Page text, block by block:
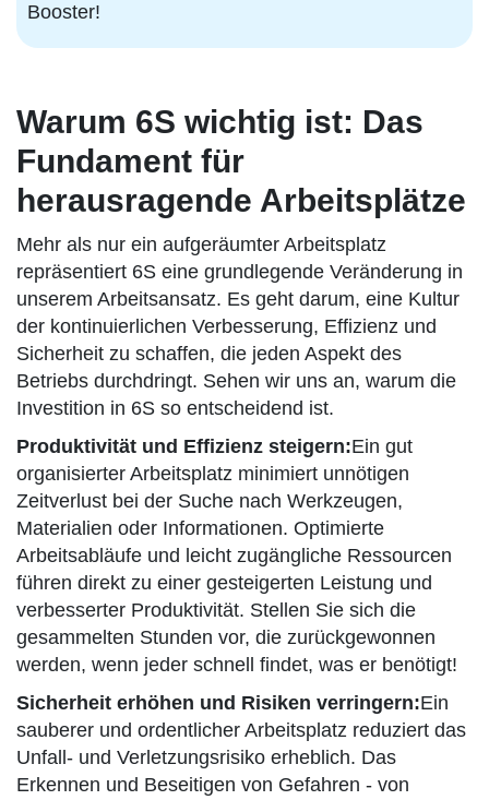
Booster!
Warum 6S wichtig ist: Das
Fundament für
herausragende Arbeitsplätze
Mehr als nur ein aufgeräumter Arbeitsplatz
repräsentiert 6S eine grundlegende Veränderung in
unserem Arbeitsansatz. Es geht darum, eine Kultur
der kontinuierlichen Verbesserung, Effizienz und
Sicherheit zu schaffen, die jeden Aspekt des
Betriebs durchdringt. Sehen wir uns an, warum die
Investition in 6S so entscheidend ist.
Produktivität und Effizienz steigern:Ein gut
organisierter Arbeitsplatz minimiert unnötigen
Zeitverlust bei der Suche nach Werkzeugen,
Materialien oder Informationen. Optimierte
Arbeitsabläufe und leicht zugängliche Ressourcen
führen direkt zu einer gesteigerten Leistung und
verbesserter Produktivität. Stellen Sie sich die
gesammelten Stunden vor, die zurückgewonnen
werden, wenn jeder schnell findet, was er benötigt!
Sicherheit erhöhen und Risiken verringern:Ein
sauberer und ordentlicher Arbeitsplatz reduziert das
Unfall- und Verletzungsrisiko erheblich. Das
Erkennen und Beseitigen von Gefahren - von